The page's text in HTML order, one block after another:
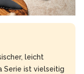
leicht
Serie ist vielseitig